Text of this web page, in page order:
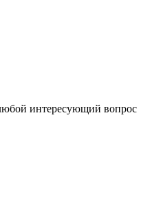
интересующий вопрос